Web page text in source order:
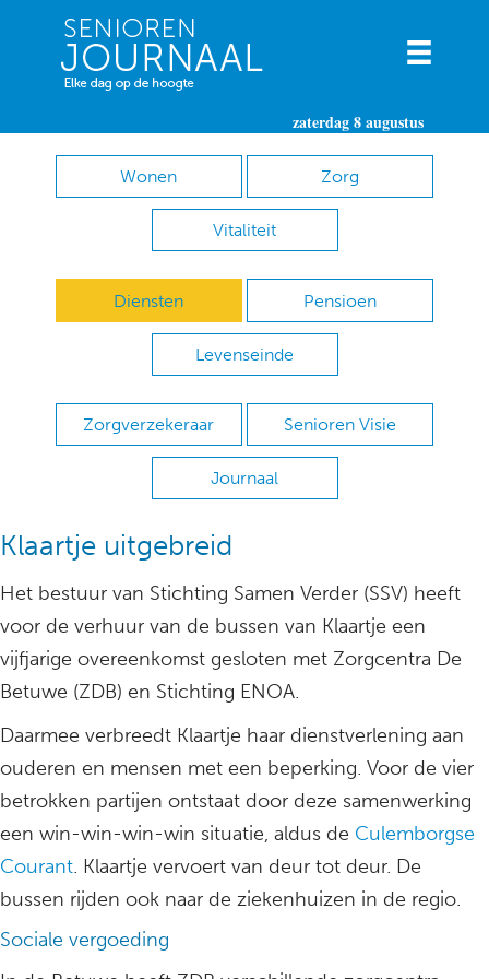
zaterdag 8 augustus
Wonen Zorg
Vitaliteit
Diensten Pensioen
Levenseinde
Zorgverzekeraar Senioren Visie
Journaal
Klaartje uitgebreid
Het bestuur van Stichting Samen Verder (SSV) heeft
voor de verhuur van de bussen van Klaartje een
vijfjarige overeenkomst gesloten met Zorgcentra De
Betuwe (ZDB) en Stichting ENOA.
Daarmee verbreedt Klaartje haar dienstverlening aan
ouderen en mensen met een beperking. Voor de vier
betrokken partijen ontstaat door deze samenwerking
een win-win-win-win situatie, aldus de Culemborgse
Courant. Klaartje vervoert van deur tot deur. De
bussen rijden ook naar de ziekenhuizen in de regio.
Sociale vergoeding